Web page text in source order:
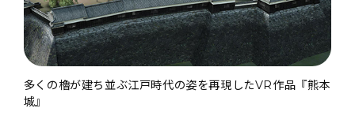
多くの櫓が建ち並ぶ江戸時代の姿を再現したVR作品『熊本
城』